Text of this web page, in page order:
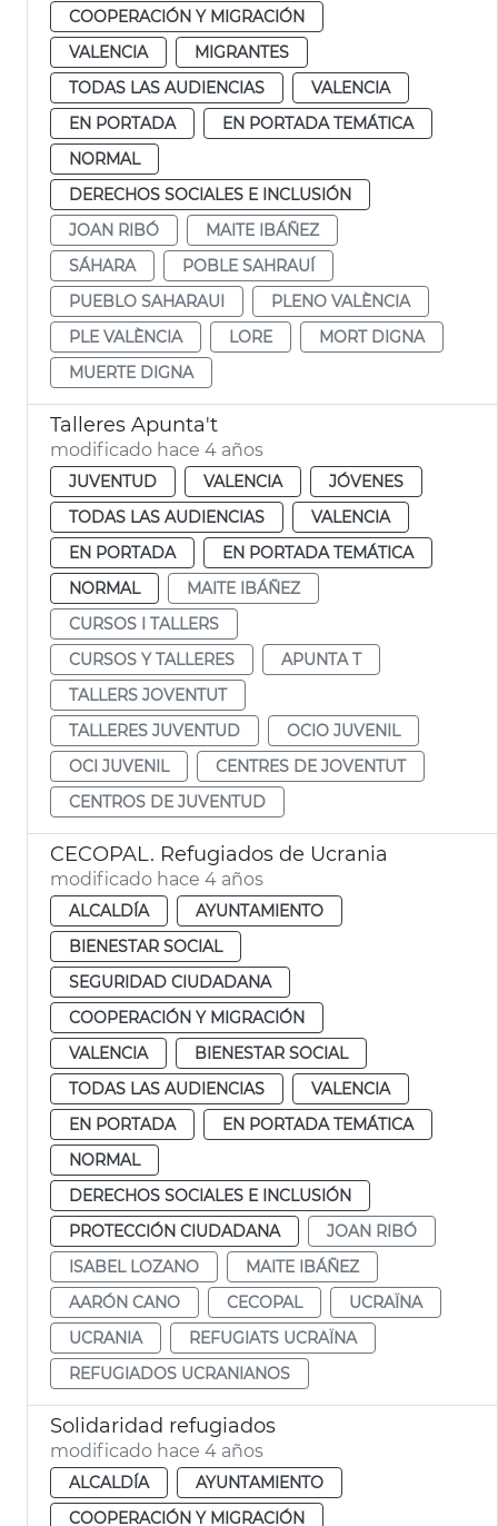
COOPERACIÓN Y MIGRACIÓN
VALENCIA
MIGRANTES
TODAS LAS AUDIENCIAS
VALENCIA
EN PORTADA
EN PORTADA TEMÁTICA
NORMAL
DERECHOS SOCIALES E INCLUSIÓN
JOAN RIBÓ
MAITE IBÁÑEZ
SÁHARA
POBLE SAHRAUÍ
PUEBLO SAHARAUI
PLENO VALÈNCIA
PLE VALÈNCIA
LORE
MORT DIGNA
MUERTE DIGNA
Talleres Apunta't
modificado hace 4 años
JUVENTUD VALENCIA
JÓVENES
TODAS LAS AUDIENCIAS
VALENCIA
EN PORTADA
EN PORTADA TEMÁTICA
NORMAL
MAITE IBÁÑEZ
CURSOS I TALLERS
CURSOS Y TALLERES
APUNTA T
TALLERS JOVENTUT
TALLERES JUVENTUD
OCIO JUVENIL
OCI JUVENIL
CENTRES DE JOVENTUT
CENTROS DE JUVENTUD
CECOPAL. Refugiados de Ucrania
modificado hace 4 años
ALCALDÍA
AYUNTAMIENTO
BIENESTAR SOCIAL
SEGURIDAD CIUDADANA
COOPERACIÓN Y MIGRACIÓN
VALENCIA
BIENESTAR SOCIAL
TODAS LAS AUDIENCIAS
VALENCIA
EN PORTADA
EN PORTADA TEMÁTICA
NORMAL
DERECHOS SOCIALES E INCLUSIÓN
PROTECCIÓN CIUDADANA
JOAN RIBÓ
ISABEL LOZANO
MAITE IBÁÑEZ
AARÓN CANO
CECOPAL
UCRAÏNA
UCRANIA
REFUGIATS UCRAÏNA
REFUGIADOS UCRANIANOS
Solidaridad refugiados
modificado hace 4 años
ALCALDÍA
AYUNTAMIENTO
COOPERACIÓN Y MIGRACIÓN